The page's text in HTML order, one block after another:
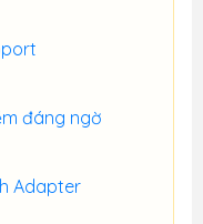
đáng ngờ
Adapter